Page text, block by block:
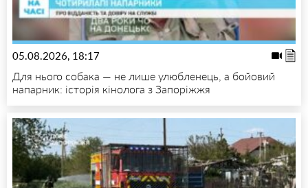
05.08.2026, 18:17
Для нього собака — не лише улюбленець, а бойовий
напарник: історія кінолога з Запоріжжя